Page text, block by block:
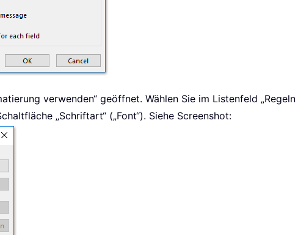
verwenden“ geöffnet. Wählen Sie im Listenfeld
„Schriftart“ („Font“). Siehe Screenshot: